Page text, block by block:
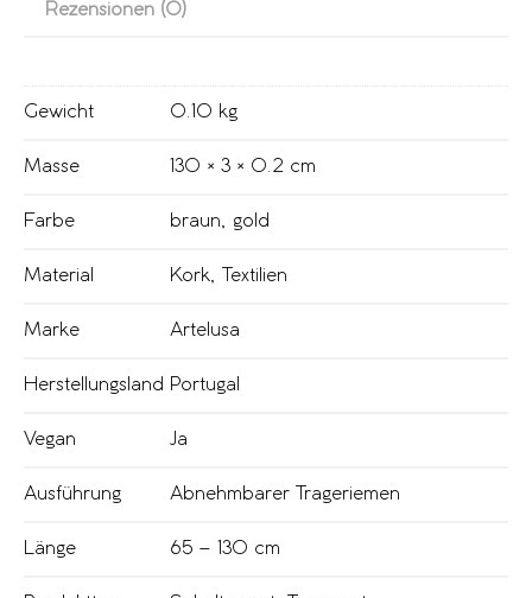
Rezensionen (0)
Gewicht 0.10 kg
Masse 130 × 3 × 0.2 cm
Farbe braun, gold
Material Kork, Textilien
Marke Artelusa
Herstellungsland Portugal
Vegan Ja
Ausführung Abnehmbarer Trageriemen
Länge 65 – 130 cm